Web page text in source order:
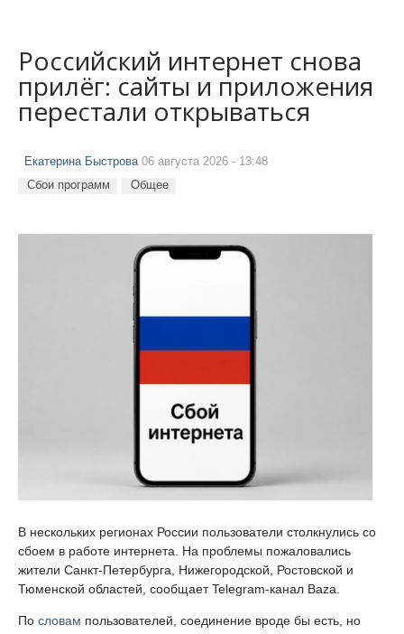
Российский интернет снова
прилёг: сайты и приложения
перестали открываться
Екатерина Быстрова06 августа 2026 - 13:48
Сбои программ Общее
В нескольких регионах России пользователи столкнулись со
сбоем в работе интернета. На проблемы пожаловались
жители Санкт-Петербурга, Нижегородской, Ростовской и
Тюменской областей, сообщает Telegram-канал Baza.
По словам пользователей, соединение вроде бы есть, но